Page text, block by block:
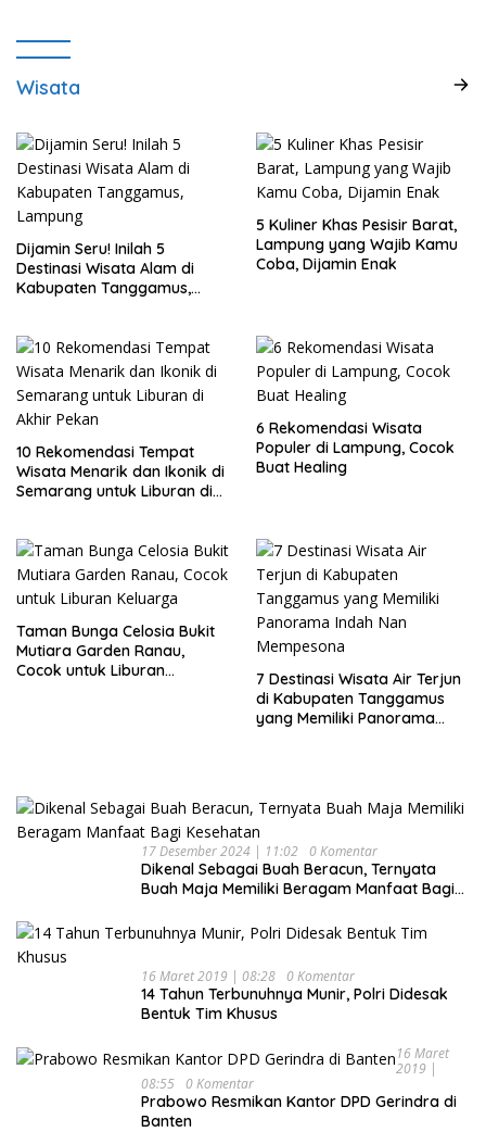
Wisata
Dijamin Seru! Inilah 5
Destinasi Wisata Alam di
Kabupaten Tanggamus,
5 Kuliner Khas Pesisir Barat,
Lampung yang Wajib Kamu
Coba, Dijamin Enak
10 Rekomendasi Tempat
Wisata Menarik dan Ikonik di
Semarang untuk Liburan di
6 Rekomendasi Wisata
Populer di Lampung, Cocok
Buat Healing
Taman Bunga Celosia Bukit
Mutiara Garden Ranau,
Cocok untuk Liburan
7 Destinasi Wisata Air Terjun
di Kabupaten Tanggamus
yang Memiliki Panorama
17 Desember 2024 | 11:02 0 Komentar
Dikenal Sebagai Buah Beracun, Ternyata
Buah Maja Memiliki Beragam Manfaat Bagi
16 Maret 2019 | 08:28 0 Komentar
14 Tahun Terbunuhnya Munir, Polri Didesak
Bentuk Tim Khusus
16 Maret
2019 |
08:55 0 Komentar
Prabowo Resmikan Kantor DPD Gerindra di
Banten